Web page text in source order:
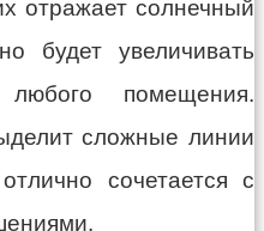
отражает солнечный
будет увеличивать
помещения.
сложные линии
сочетается с